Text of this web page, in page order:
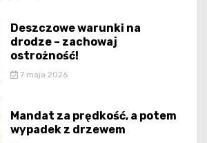
Deszczowe warunki na
drodze – zachowaj
ostrożność!
7 maja 2026
Mandat za prędkość, a potem
wypadek z drzewem